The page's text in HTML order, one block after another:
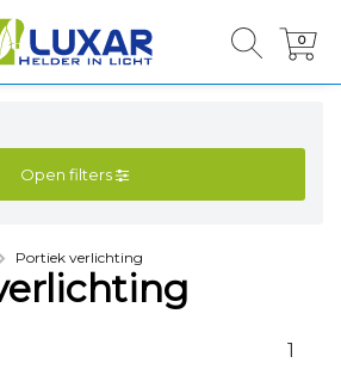
0
0
Open filters
Portiek verlichting
1